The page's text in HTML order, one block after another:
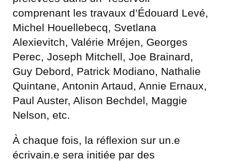
comprenant les travaux d’Édouard Levé,
Michel Houellebecq, Svetlana
Alexievitch, Valérie Mréjen, Georges
Perec, Joseph Mitchell, Joe Brainard,
Guy Debord, Patrick Modiano, Nathalie
Quintane, Antonin Artaud, Annie Ernaux,
Paul Auster, Alison Bechdel, Maggie
Nelson, etc.
À chaque fois, la réflexion sur un.e
écrivain.e sera initiée par des